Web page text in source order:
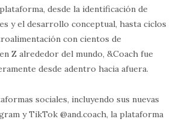
desde la identificación de
y el desarrollo conceptual, hasta ciclos
con cientos de
Z alrededor del mundo, &Coach fue
desde adentro hacia afuera.
sociales, incluyendo sus nuevas
y TikTok @and.coach, la plataforma